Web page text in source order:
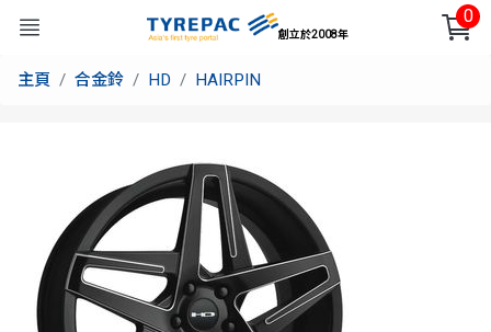
創立於2008年
0
主頁 合金鈴 HD HAIRPIN